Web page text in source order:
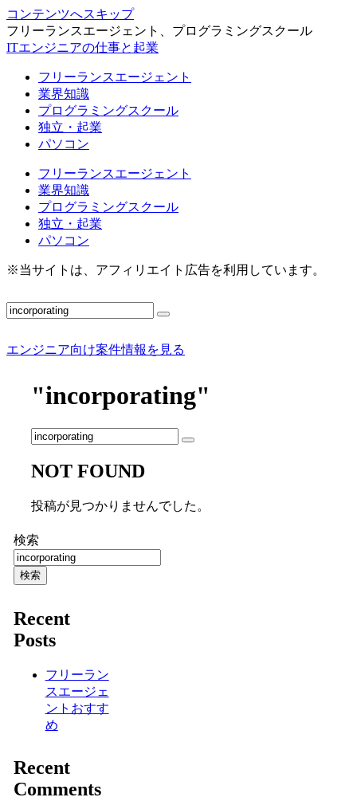
コンテンツへスキップ
フリーランスエージェント、プログラミングスクール
ITエンジニアの仕事と起業
フリーランスエージェント
業界知識
プログラミングスクール
独立・起業
パソコン
フリーランスエージェント
業界知識
プログラミングスクール
独立・起業
パソコン
※当サイトは、アフィリエイト広告を利用しています。
エンジニア向け案件情報を見る
"incorporating"
NOT FOUND
投稿が見つかりませんでした。
検索
検索
Recent
Posts
フリーラン
スエージェ
ントおすす
め
Recent
Comments